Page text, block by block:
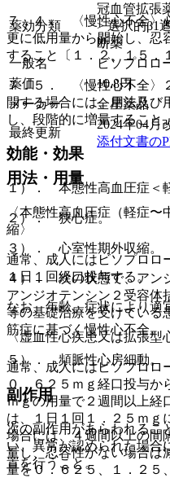
７．４． 〈慢性心不全〉
更に低用量から開始し、忍
すること〔１．２、１５．
７．５． 〈慢性心不全〉
開する場合には、用法及び
し、段階的に増量すること
効能・効果
１）． 本態性高血圧症＜
２）． 狭心症。
３）． 心室性期外収縮。
４）． 次の状態で、アン
アンジオテンシン２受容体
等の基礎治療を受けている
筋症に基づく慢性心不全。
５）． 頻脈性心房細動。
副作用
次の副作用があらわれるこ
い、異常が認められた場合
置を行うこと。
薬効分類
冠血管拡張
> 選択的β1
断薬
一般名
ビソプロロ
薬価
10.8円
メーカー
全星薬品
最終更新
2024年04月
添付文書の
用法・用量
〈本態性高血圧症（軽症〜
縮〉
通常、成人にはビソプロロ
１日１回経口投与する。
なお、年齢、症状により適
〈虚血性心疾患又は拡張型
通常、成人にはビソプロロ
０．６２５ｍｇ経口投与か
ｍｇの用量で２週間以上経
は、１日１回１．２５ｍｇ
場合には、４週間以上の間
量し、忍容性がない場合は
量を０．６２５、１．２５